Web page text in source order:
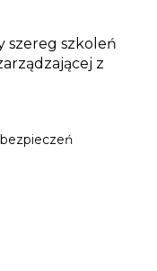
szereg szkoleń
z